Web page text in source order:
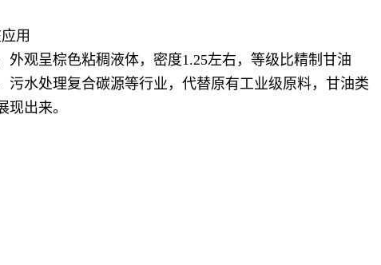
用
观呈棕色粘稠液体，密度1.25左右，等级比精制甘油
水处理复合碳源等行业，代替原有工业级原料，甘油类
出来。